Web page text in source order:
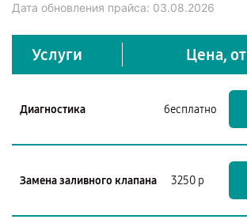
Дата обновления прайса: 03.08.2026
Услуги Цена, от
Диагностика бесплатно
Замена заливного клапана 3250 р